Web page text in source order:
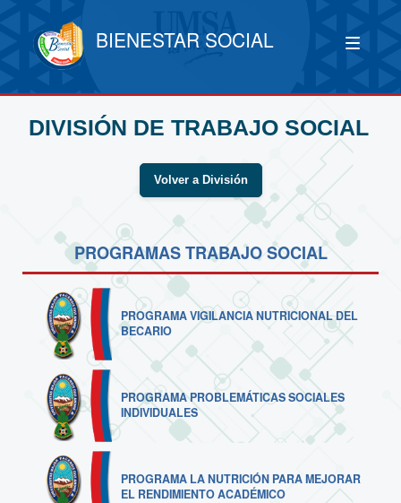
BIENESTAR SOCIAL
DIVISIÓN DE TRABAJO SOCIAL
Volver a División
PROGRAMAS TRABAJO SOCIAL
PROGRAMA VIGILANCIA NUTRICIONAL DEL
BECARIO
PROGRAMA PROBLEMÁTICAS SOCIALES
INDIVIDUALES
PROGRAMA LA NUTRICIÓN PARA MEJORAR
EL RENDIMIENTO ACADÉMICO